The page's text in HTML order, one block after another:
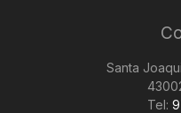
Santa
Tel: